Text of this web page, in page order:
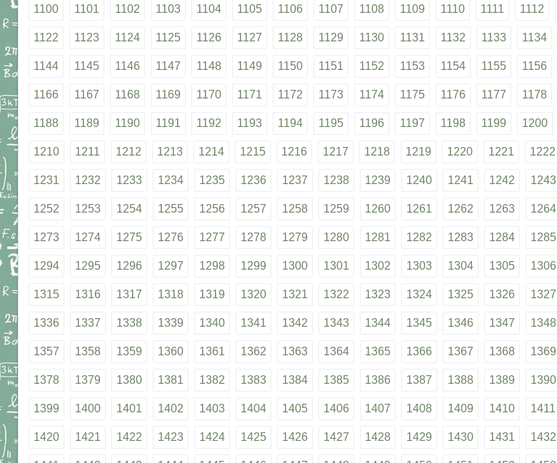
1100 1101 1102 1103 1104 1105 1106 1107 1108 1109 1110 1111 1112
1122 1123 1124 1125 1126 1127 1128 1129 1130 1131 1132 1133 1134
1144 1145 1146 1147 1148 1149 1150 1151 1152 1153 1154 1155 1156
1166 1167 1168 1169 1170 1171 1172 1173 1174 1175 1176 1177 1178
1188 1189 1190 1191 1192 1193 1194 1195 1196 1197 1198 1199 1200
1210 1211 1212 1213 1214 1215 1216 1217 1218 1219 1220 1221 1222
1231 1232 1233 1234 1235 1236 1237 1238 1239 1240 1241 1242 1243
1252 1253 1254 1255 1256 1257 1258 1259 1260 1261 1262 1263 1264
1273 1274 1275 1276 1277 1278 1279 1280 1281 1282 1283 1284 1285
1294 1295 1296 1297 1298 1299 1300 1301 1302 1303 1304 1305 1306
1315 1316 1317 1318 1319 1320 1321 1322 1323 1324 1325 1326 1327
1336 1337 1338 1339 1340 1341 1342 1343 1344 1345 1346 1347 1348
1357 1358 1359 1360 1361 1362 1363 1364 1365 1366 1367 1368 1369
1378 1379 1380 1381 1382 1383 1384 1385 1386 1387 1388 1389 1390
1399 1400 1401 1402 1403 1404 1405 1406 1407 1408 1409 1410 1411
1420 1421 1422 1423 1424 1425 1426 1427 1428 1429 1430 1431 1432